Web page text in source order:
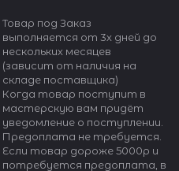
Товар под Заказ
выполняется от 3х дней до
нескольких месяцев
(зависит от наличия на
складе поставщика)
Когда товар поступит в
мастерскую вам придёт
уведомление о поступлении.
Предоплата не требуется.
Если товар дороже 5000р и
потребуется предоплата, в